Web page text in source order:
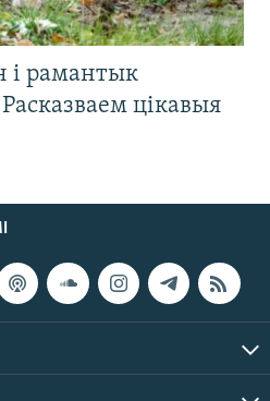
і рамантык
Расказваем цікавыя